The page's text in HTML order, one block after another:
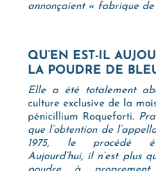
annonçaient « fabrique
QU’EN EST-IL
LA POUDRE DE
Elle a été totalement
culture exclusive de la
pénicillium Roqueforti.
que l’obtention de
1975, le procédé
Aujourd’hui, il n’est plus